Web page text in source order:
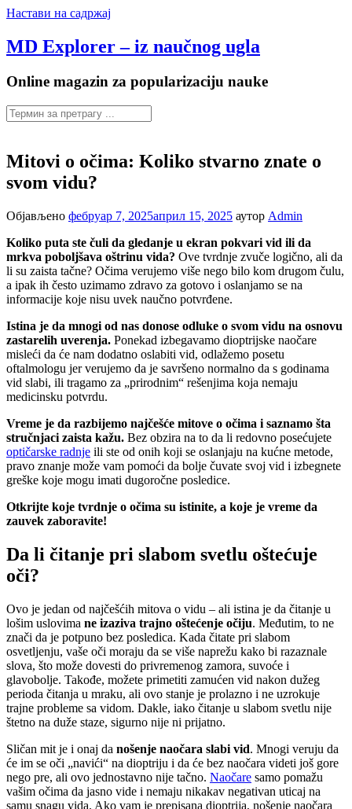
Настави на садржај
MD Explorer – iz naučnog ugla
Online magazin za popularizaciju nauke
Mitovi o očima: Koliko stvarno znate o
svom vidu?
Објављено фебруар 7, 2025април 15, 2025 аутор Admin
Koliko puta ste čuli da gledanje u ekran pokvari vid ili da
mrkva poboljšava oštrinu vida? Ove tvrdnje zvuče logično, ali da
li su zaista tačne? Očima verujemo više nego bilo kom drugom čulu,
a ipak ih često uzimamo zdravo za gotovo i oslanjamo se na
informacije koje nisu uvek naučno potvrđene.
Istina je da mnogi od nas donose odluke o svom vidu na osnovu
zastarelih uverenja. Ponekad izbegavamo dioptrijske naočare
misleći da će nam dodatno oslabiti vid, odlažemo posetu
oftalmologu jer verujemo da je savršeno normalno da s godinama
vid slabi, ili tragamo za „prirodnim“ rešenjima koja nemaju
medicinsku potvrdu.
Vreme je da razbijemo najčešće mitove o očima i saznamo šta
stručnjaci zaista kažu. Bez obzira na to da li redovno posećujete
optičarske radnje ili ste od onih koji se oslanjaju na kućne metode,
pravo znanje može vam pomoći da bolje čuvate svoj vid i izbegnete
greške koje mogu imati dugoročne posledice.
Otkrijte koje tvrdnje o očima su istinite, a koje je vreme da
zauvek zaboravite!
Da li čitanje pri slabom svetlu oštećuje
oči?
Ovo je jedan od najčešćih mitova o vidu – ali istina je da čitanje u
lošim uslovima ne izaziva trajno oštećenje očiju. Međutim, to ne
znači da je potpuno bez posledica. Kada čitate pri slabom
osvetljenju, vaše oči moraju da se više naprežu kako bi razaznale
slova, što može dovesti do privremenog zamora, suvoće i
glavobolje. Takođe, možete primetiti zamućen vid nakon dužeg
perioda čitanja u mraku, ali ovo stanje je prolazno i ne uzrokuje
trajne probleme sa vidom. Dakle, iako čitanje u slabom svetlu nije
štetno na duže staze, sigurno nije ni prijatno.
Sličan mit je i onaj da nošenje naočara slabi vid. Mnogi veruju da
će im se oči „navići“ na dioptriju i da će bez naočara videti još gore
nego pre, ali ovo jednostavno nije tačno. Naočare samo pomažu
vašim očima da jasno vide i nemaju nikakav negativan uticaj na
samu snagu vida. Ako vam je prepisana dioptrija, nošenje naočara